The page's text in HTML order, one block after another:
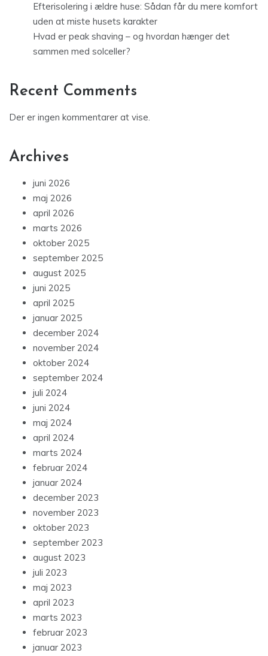
Efterisolering i ældre huse: Sådan får du mere komfort
uden at miste husets karakter
Hvad er peak shaving – og hvordan hænger det
sammen med solceller?
Recent Comments
Der er ingen kommentarer at vise.
Archives
juni 2026
maj 2026
april 2026
marts 2026
oktober 2025
september 2025
august 2025
juni 2025
april 2025
januar 2025
december 2024
november 2024
oktober 2024
september 2024
juli 2024
juni 2024
maj 2024
april 2024
marts 2024
februar 2024
januar 2024
december 2023
november 2023
oktober 2023
september 2023
august 2023
juli 2023
maj 2023
april 2023
marts 2023
februar 2023
januar 2023